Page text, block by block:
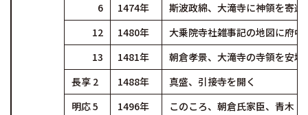
6
1474年
斯波政綿、大滝寺に神領を寄進
12
1480年
大乗院寺社雑事記の地図に府中
13
1481年
朝倉孝景、大滝寺の寺領を安堵
長享 2
1488年
真盛、引接寺を開く
明応 5
1496年
このころ、朝倉氏家臣、青木